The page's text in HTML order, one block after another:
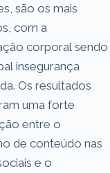
são os mais
com a
corporal sendo
insegurança
Os resultados
uma forte
entre o
de conteúdo nas
e o